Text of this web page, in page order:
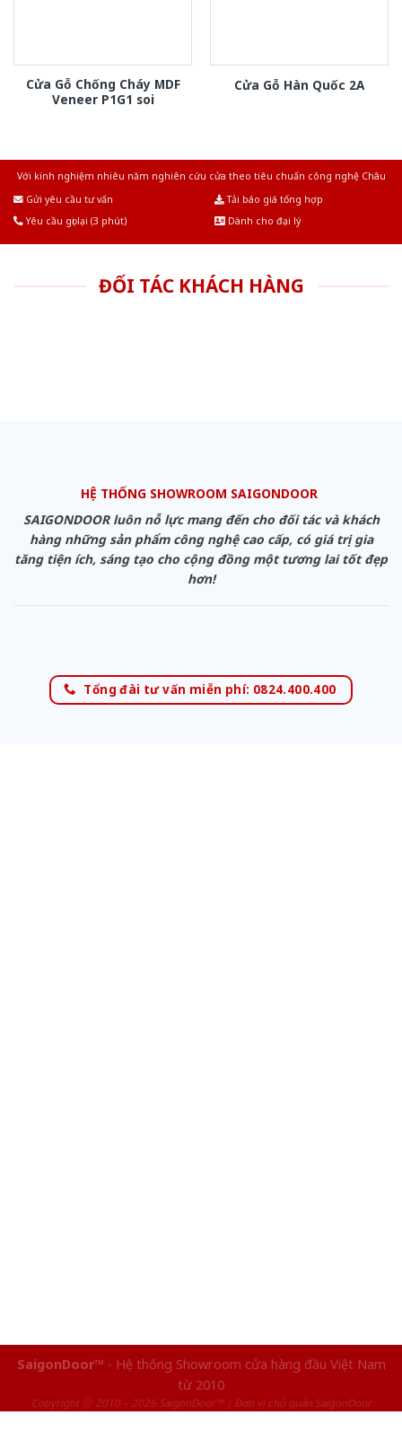
Cửa Gỗ Chống Cháy MDF
Veneer P1G1 soi
Cửa Gỗ Hàn Quốc 2A
Với kinh nghiệm nhiêu năm nghiên cứu cửa theo tiêu chuẩn công nghệ Châu
Gửi yêu cầu tư vấn
Tải báo giá tổng hợp
Yêu cầu gọi lại (3 phút)
Dành cho đại lý
ĐỐI TÁC KHÁCH HÀNG
HỆ THỐNG SHOWROOM SAIGONDOOR
SAIGONDOOR luôn nỗ lực mang đến cho đối tác và khách
hàng những sản phẩm công nghệ cao cấp, có giá trị gia
tăng tiện ích, sáng tạo cho cộng đồng một tương lai tốt đẹp
hơn!
Tổng đài tư vấn miễn phí: 0824.400.400
SaigonDoor™ - Hệ thống Showroom cửa hàng đầu Việt Nam
từ 2010
Copyright ⓒ 2010 – 2026 SaigonDoor™ | Đơn vị chủ quản SaigonDoor